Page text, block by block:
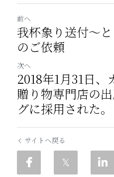
前へ
我杯象り送付〜
のご依頼
次へ
2018年1月31日
贈り物専門店の
グに採用された。
サイトへ戻る